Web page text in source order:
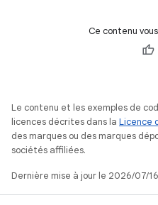
Ce contenu
Le contenu et les exemples de
licences décrites dans la Licence
des marques ou des marques
sociétés affiliées.
Dernière mise à jour le 2026/07/